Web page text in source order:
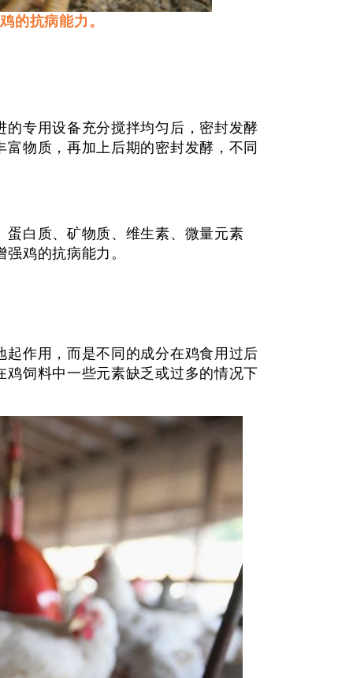
的抗病能力。
专用设备充分搅拌均匀后，密封发酵
物质，再加上后期的密封发酵，不同
白质、矿物质、维生素、微量元素
鸡的抗病能力。
作用，而是不同的成分在鸡食用过后
饲料中一些元素缺乏或过多的情况下